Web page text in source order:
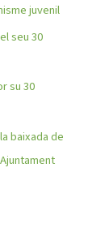
juvenil
seu 30
su 30
baixada de